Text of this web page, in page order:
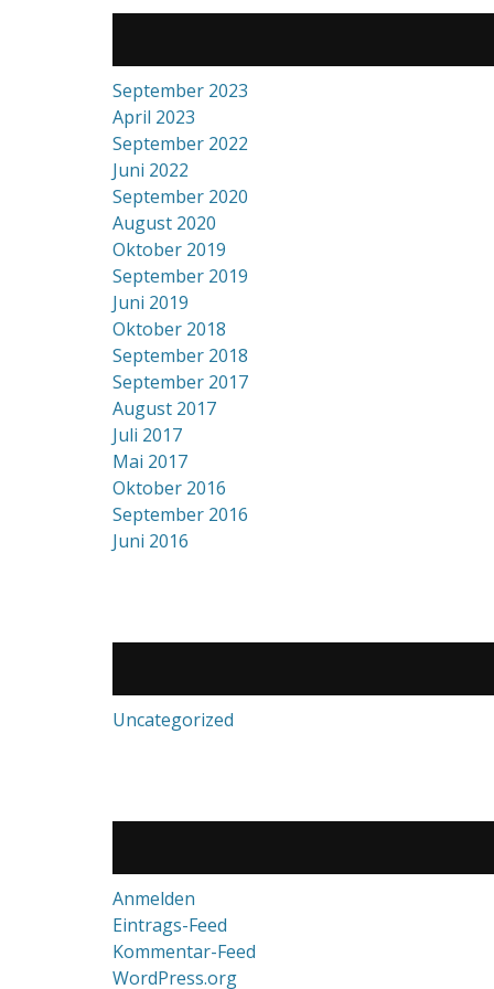
September 2023
April 2023
September 2022
Juni 2022
September 2020
August 2020
Oktober 2019
September 2019
Juni 2019
Oktober 2018
September 2018
September 2017
August 2017
Juli 2017
Mai 2017
Oktober 2016
September 2016
Juni 2016
Uncategorized
Anmelden
Eintrags-Feed
Kommentar-Feed
WordPress.org